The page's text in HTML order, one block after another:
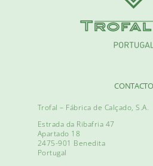
CONTACTO
Trofal – Fábrica de Calçado, S.A.
Estrada da Ribafria 47
Apartado 18
2475-901 Benedita
Portugal